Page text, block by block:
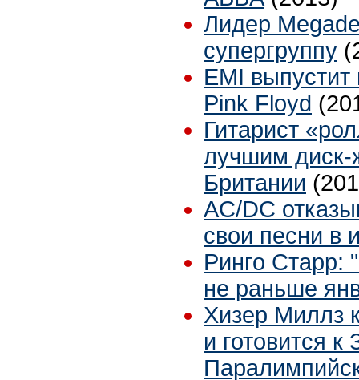
Лидер
супергруппу
EMI
Pink Floyd
Гитарист
лучшим диск-
Британии
AС/DС
свои песни в
Ринго Старр:
не раньше
Хизер Миллз
и готовится